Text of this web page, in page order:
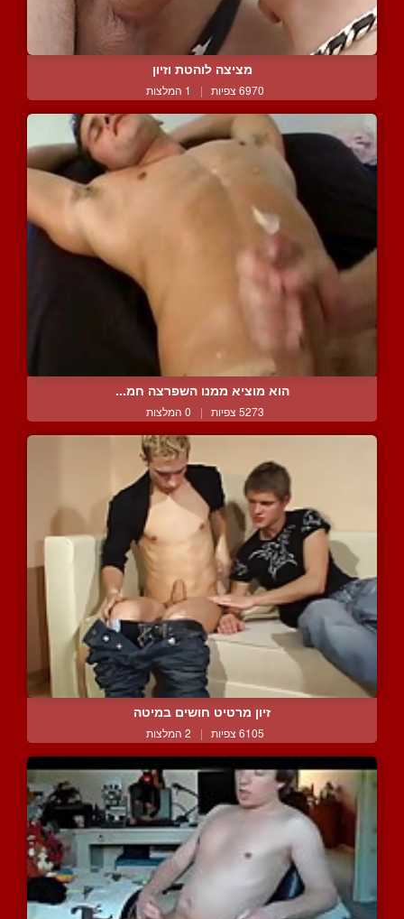
מציצה לוהטת וזיון
6970 צפיות | 1 המלצות
הוא מוציא ממנו השפרצה חמ...
5273 צפיות | 0 המלצות
זיון מרטיט חושים במיטה
6105 צפיות | 2 המלצות